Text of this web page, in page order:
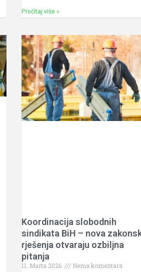
Pročitaj više »
Koordinacija slobodnih
sindikata BiH – nova
rješenja otvaraju ozbiljna
pitanja
11. Marta 2026.
Nema komentara